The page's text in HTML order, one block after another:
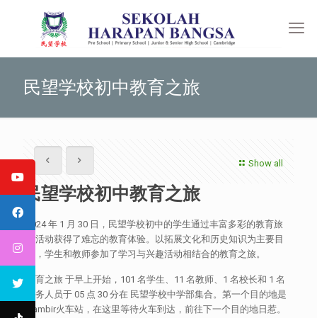
民望学校初中教育之旅
Show all
民望学校初中教育之旅
2024 年 1 月 30 日，民望学校初中的学生通过丰富多彩的教育旅
行活动获得了难忘的教育体验。以拓展文化和历史知识为主要目
的，学生和教师参加了学习与兴趣活动相结合的教育之旅。
教育之旅 于早上开始，101 名学生、11 名教师、1 名校长和 1 名
医务人员于 05 点 30 分在 民望学校中学部集合。第一个目的地是
Gambir火车站，在这里等待火车到达，前往下一个目的地日惹。